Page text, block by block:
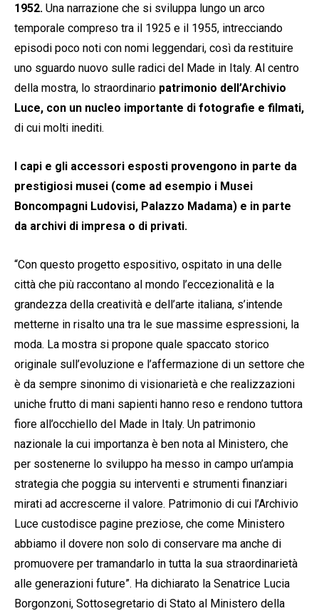
1952. Una narrazione che si sviluppa lungo un arco
temporale compreso tra il 1925 e il 1955, intrecciando
episodi poco noti con nomi leggendari, così da restituire
uno sguardo nuovo sulle radici del Made in Italy. Al centro
della mostra, lo straordinario patrimonio dell’Archivio
Luce, con un nucleo importante di fotografie e filmati,
di cui molti inediti.
I capi e gli accessori esposti provengono in parte da
prestigiosi musei (come ad esempio i Musei
Boncompagni Ludovisi, Palazzo Madama) e in parte
da archivi di impresa o di privati.
“Con questo progetto espositivo, ospitato in una delle
città che più raccontano al mondo l’eccezionalità e la
grandezza della creatività e dell’arte italiana, s’intende
metterne in risalto una tra le sue massime espressioni, la
moda. La mostra si propone quale spaccato storico
originale sull’evoluzione e l’affermazione di un settore che
è da sempre sinonimo di visionarietà e che realizzazioni
uniche frutto di mani sapienti hanno reso e rendono tuttora
fiore all’occhiello del Made in Italy. Un patrimonio
nazionale la cui importanza è ben nota al Ministero, che
per sostenerne lo sviluppo ha messo in campo un’ampia
strategia che poggia su interventi e strumenti finanziari
mirati ad accrescerne il valore. Patrimonio di cui l’Archivio
Luce custodisce pagine preziose, che come Ministero
abbiamo il dovere non solo di conservare ma anche di
promuovere per tramandarlo in tutta la sua straordinarietà
alle generazioni future”. Ha dichiarato la Senatrice Lucia
Borgonzoni, Sottosegretario di Stato al Ministero della